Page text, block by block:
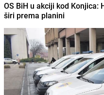
OS BiH u akciji kod Konjica:
širi prema planini